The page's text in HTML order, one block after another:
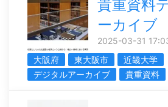
貴重資料
ーカイブ
2025-03-31
大阪府
東大阪市
近畿大学
デジタルアーカイブ
貴重資料